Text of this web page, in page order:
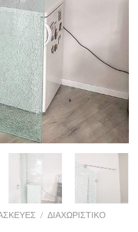
/ ΔΙΑΧΩΡΙΣΤΙΚΌ